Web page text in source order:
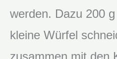
werden. Dazu 200
kleine Würfel